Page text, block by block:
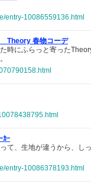
entry-10086559136.html
Theory 春物コーデ
時にふらっと寄った
ｶｰ
て、生地が違うから、し
entry-10086378193.html